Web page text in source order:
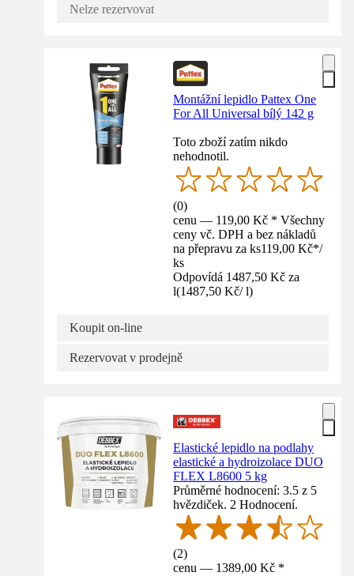
Nelze rezervovat
Montážní lepidlo Pattex One
For All Universal bílý 142 g
Toto zboží zatím nikdo
nehodnotil.
(0)
cenu — 119,00 Kč * Všechny
ceny vč. DPH a bez nákladů
na přepravu za ks119,00 Kč*/
ks
Odpovídá 1487,50 Kč za
l(1487,50 Kč/ l)
Koupit on-line
Rezervovat v prodejně
Elastické lepidlo na podlahy
elastické a hydroizolace DUO
FLEX L8600 5 kg
Průměrné hodnocení: 3.5 z 5
hvězdiček. 2 Hodnocení.
(2)
cenu — 1389,00 Kč *